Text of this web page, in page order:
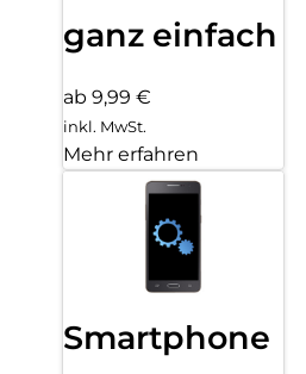
ganz einfach
ab 9,99 €
inkl. MwSt.
Mehr erfahren
Smartphone